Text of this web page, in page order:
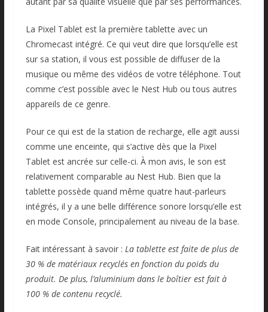
La Pixel Tablet est la première tablette avec un
Chromecast intégré. Ce qui veut dire que lorsqu’elle est
sur sa station, il vous est possible de diffuser de la
musique ou même des vidéos de votre téléphone. Tout
comme c’est possible avec le Nest Hub ou tous autres
appareils de ce genre.
Pour ce qui est de la station de recharge, elle agit aussi
comme une enceinte, qui s’active dès que la Pixel
Tablet est ancrée sur celle-ci. À mon avis, le son est
relativement comparable au Nest Hub. Bien que la
tablette possède quand même quatre haut-parleurs
intégrés, il y a une belle différence sonore lorsqu’elle est
en mode Console, principalement au niveau de la base.
Fait intéressant à savoir : La tablette est faite de plus de
30 % de matériaux recyclés en fonction du poids du
produit. De plus, l’aluminium dans le boîtier est fait à
100 % de contenu recyclé.